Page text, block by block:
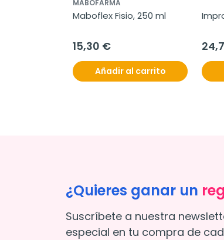
MABOFARMA
Maboflex Fisio, 250 ml
15,30 €
Añadir al carrito
¿Quieres ganar un
Suscríbete a nuestra
especial en tu compra de